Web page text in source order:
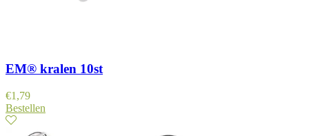
EM® kralen 10st
€1,79
Bestellen